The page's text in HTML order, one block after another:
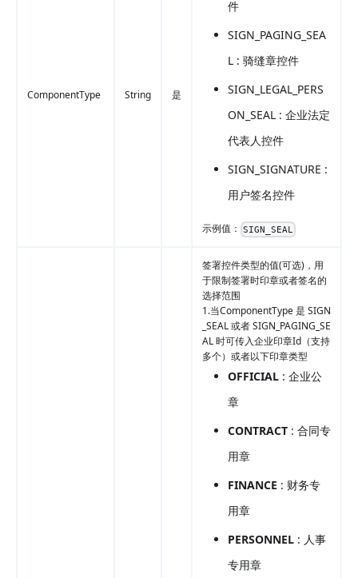
ComponentType String 是
件
SIGN_PAGING_SEA
L : 骑缝章控件
SIGN_LEGAL_PERS
ON_SEAL : 企业法定
代表人控件
SIGN_SIGNATURE :
用户签名控件
示例值： SIGN_SEAL
签署控件类型的值(可选)，用
于限制签署时印章或者签名的
选择范围
1.当ComponentType 是 SIGN
_SEAL 或者 SIGN_PAGING_SE
AL 时可传入企业印章Id（支持
多个）或者以下印章类型
OFFICIAL : 企业公
章
CONTRACT : 合同专
用章
FINANCE : 财务专
用章
PERSONNEL : 人事
专用章